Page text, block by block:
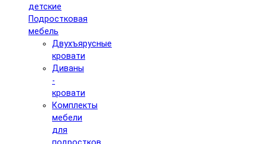
детские
Подростковая
мебель
Двухъярусные
кровати
Диваны
-
кровати
Комплекты
мебели
для